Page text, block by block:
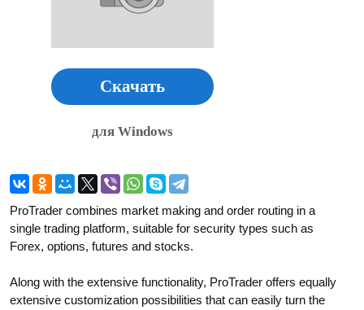
Скачать
для Windows
ProTrader combines market making and order routing in a
single trading platform, suitable for security types such as
Forex, options, futures and stocks.
Along with the extensive functionality, ProTrader offers equally
extensive customization possibilities that can easily turn the